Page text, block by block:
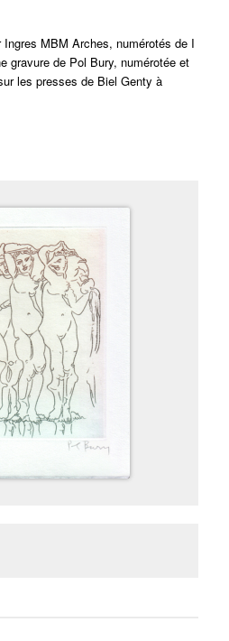
MBM Arches, numérotés de I
gravure de Pol Bury, numérotée et
les presses de Biel Genty à